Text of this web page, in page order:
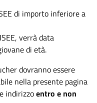
di importo inferiore a
verrà data
di età.
dovranno essere
nella presente pagina
indirizzoentro e non